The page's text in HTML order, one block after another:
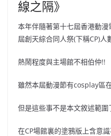
線之隔》
本年伴隨著第十七屆香港動
屆創天綜合同人祭(下稱CP)人
熱鬧程度與主場館不相伯仲!!
雖然本屆動漫節有cosplay區
但是這些事不是本文敘述範
在CP場館裏的塗鴉版上含意